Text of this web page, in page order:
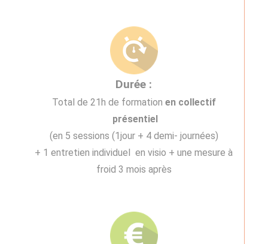
Durée :
Total de 21h de formation en collectif
présentiel
(en 5 sessions (1jour + 4 demi- journées)
+ 1 entretien individuel en visio + une mesure à
froid 3 mois après